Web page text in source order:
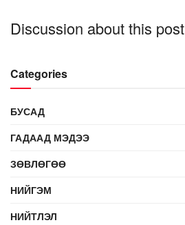
Discussion about this post
Categories
БУСАД
ГАДААД МЭДЭЭ
ЗӨВЛӨГӨӨ
НИЙГЭМ
НИЙТЛЭЛ